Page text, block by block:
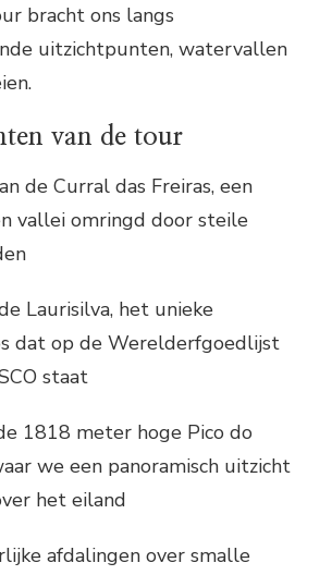
bracht ons langs
uitzichtpunten, watervallen
van de tour
de Curral das Freiras, een
vallei omringd door steile
Laurisilva, het unieke
dat op de Werelderfgoedlijst
staat
1818 meter hoge Pico do
we een panoramisch uitzicht
het eiland
afdalingen over smalle